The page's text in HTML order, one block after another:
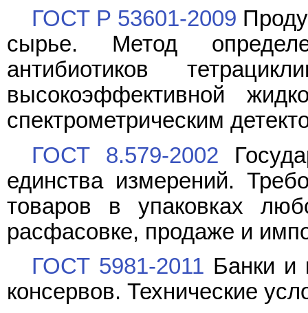
ГОСТ Р 53601-2009
сырье. Метод
антибиотиков
высокоэффективной
спектрометрическим
ГОСТ 8.579-2002
единства измерений.
товаров в упаковках
расфасовке, продаже и
ГОСТ 5981-2011 Банки и
консервов. Технические